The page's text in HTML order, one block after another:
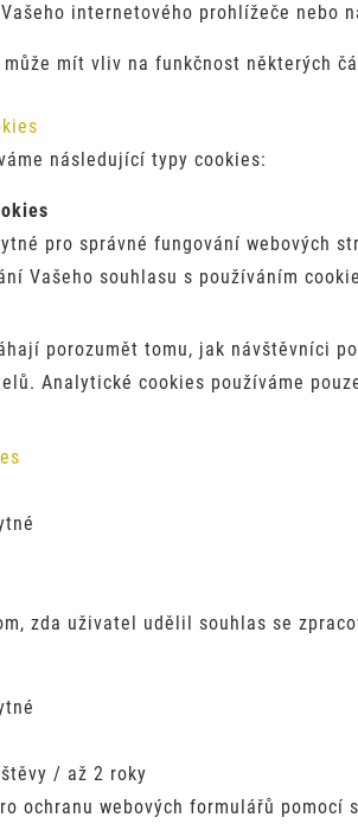
internetového prohlížeče nebo
mít vliv na funkčnost některých
následující typy cookies:
pro správné fungování webových
Vašeho souhlasu s používáním
porozumět tomu, jak návštěvníci
Analytické cookies používáme
zda uživatel udělil souhlas se
/ až 2 roky
ochranu webových formulářů